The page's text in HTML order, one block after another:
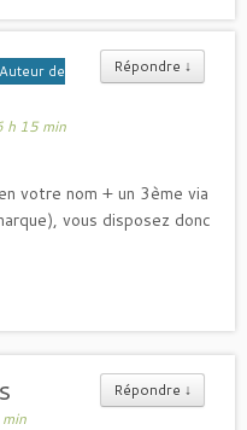
Répondre ↓
Auteur de
h 15 min
votre nom + un 3ème via
vous disposez donc
Répondre ↓